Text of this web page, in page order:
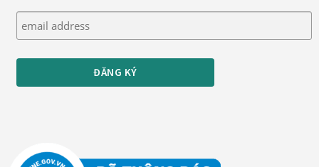
Tranh phòng khách hiện đại
Tranh sơn dầu cao cấp
Tranh tặng đối tác